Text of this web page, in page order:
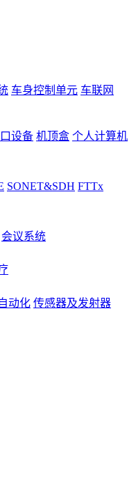
车身控制单元 车联网
设备 机顶盒 个人计算机
SONET&SDH FTTx
会议系统
动化 传感器及发射器